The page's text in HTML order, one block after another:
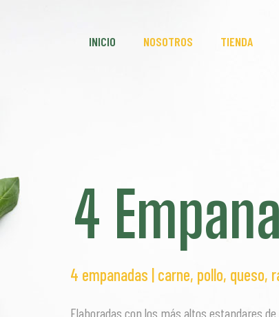
INICIO NOSOTROS TIENDA
4 empanadas | carne, pollo, queso,
4
Elaboradas con los más altos estandares de